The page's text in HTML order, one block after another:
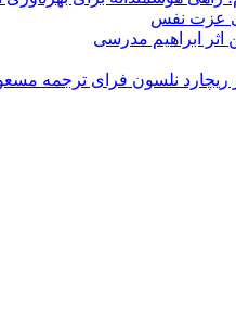
عزت نفس
اثر ابراهیم مدرسی
ریچارد نلسون فرای ترجمه